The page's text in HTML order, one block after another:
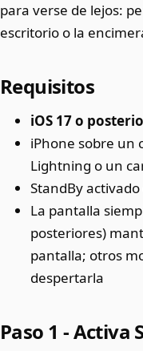
para verse de lejos:
escritorio o la
Requisitos
iOS 17 o
iPhone sobre un
Lightning o un
StandBy
La pantalla
posteriores)
pantalla; otros
despertarla
Paso 1 - Activa